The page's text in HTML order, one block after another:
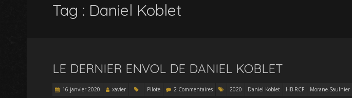
Tag : Daniel Koblet
LE DERNIER ENVOL DE DANIEL KOBLET
16 janvier 2020 xavier Pilote 2 Commentaires 2020 Daniel Koblet HB-RCF Morane-Saulnier